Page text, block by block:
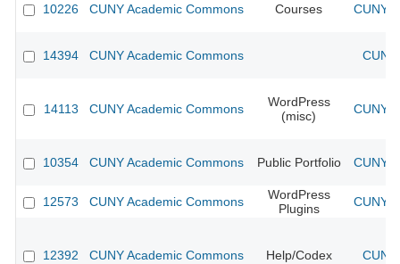
10226 CUNY Academic Commons Courses CUNY
14394 CUNY Academic Commons
14113 CUNY Academic Commons
WordPress
(misc)
CUNY
10354 CUNY Academic Commons Public Portfolio CUNY
12573 CUNY Academic Commons
WordPress
Plugins
CUNY
12392 CUNY Academic Commons Help/Codex